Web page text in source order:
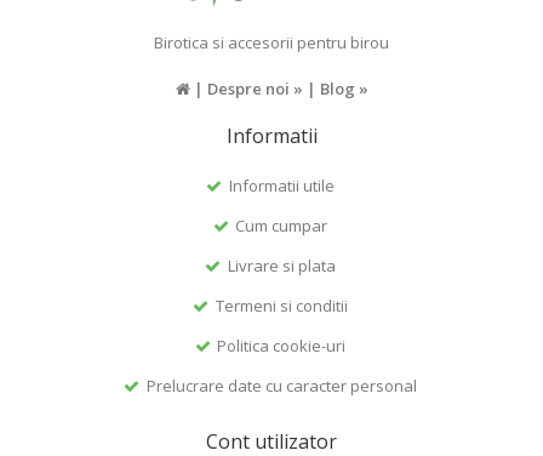
Birotica si accesorii pentru birou
| Despre noi » | Blog »
Informatii
Informatii utile
Cum cumpar
Livrare si plata
Termeni si conditii
Politica cookie-uri
Prelucrare date cu caracter personal
Cont utilizator